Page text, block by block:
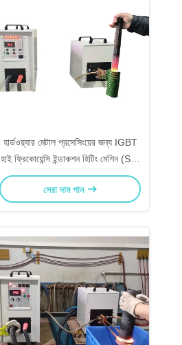
হার্ডওয়্যার মেটাল প্রসেসিংয়ের জন্য IGBT
হাই ফ্রিকোয়েন্সি ইন্ডাকশন হিটিং মেশিন (SF-
40KW)
সেরা দাম পান